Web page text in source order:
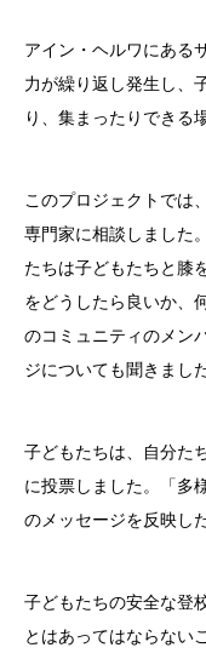
アイン・ヘルワにある
力が繰り返し発生し、
り、集まったりできる
このプロジェクトでは
専門家に相談しました
たちは子どもたちと膝
をどうしたら良いか、
のコミュニティのメン
ジについても聞きました
子どもたちは、自分た
に投票しました。「多
のメッセージを反映し
子どもたちの安全な登
とはあってはならない